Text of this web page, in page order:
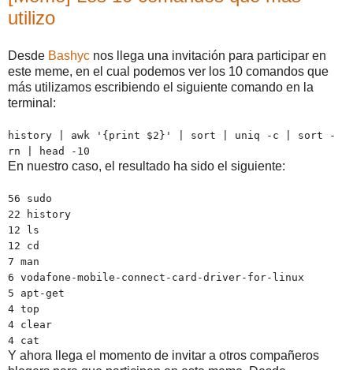
utilizo
Desde Bashyc nos llega una invitación para participar en
este meme, en el cual podemos ver los 10 comandos que
más utilizamos escribiendo el siguiente comando en la
terminal:
history | awk '{print $2}' | sort | uniq -c | sort -
rn | head -10
En nuestro caso, el resultado ha sido el siguiente:
56 sudo
22 history
12 ls
12 cd
7 man
6 vodafone-mobile-connect-card-driver-for-linux
5 apt-get
4 top
4 clear
4 cat
Y ahora llega el momento de invitar a otros compañeros